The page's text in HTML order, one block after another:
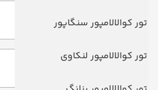
تور کوالالامپور سنگاپور
تور کوالالامپور لنکاوی
تور اندونزی